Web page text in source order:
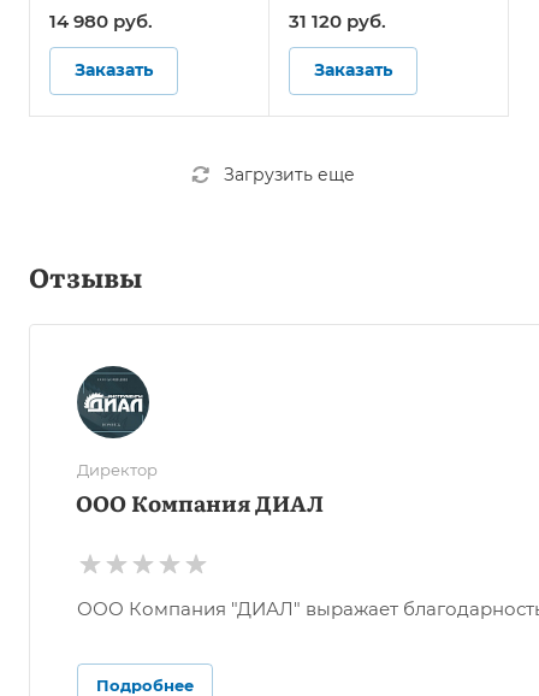
14 980 руб.
Заказать
автомобиля ЧОП -
Онлайн
31 120 руб.
Заказать
Загрузить еще
Отзывы
Директор
ООО Компания ДИАЛ
ООО Компания "ДИАЛ" выражает
Подробнее